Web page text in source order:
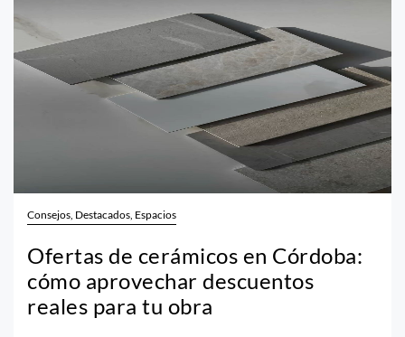
Consejos, Destacados, Espacios
Ofertas de cerámicos en Córdoba:
cómo aprovechar descuentos
reales para tu obra